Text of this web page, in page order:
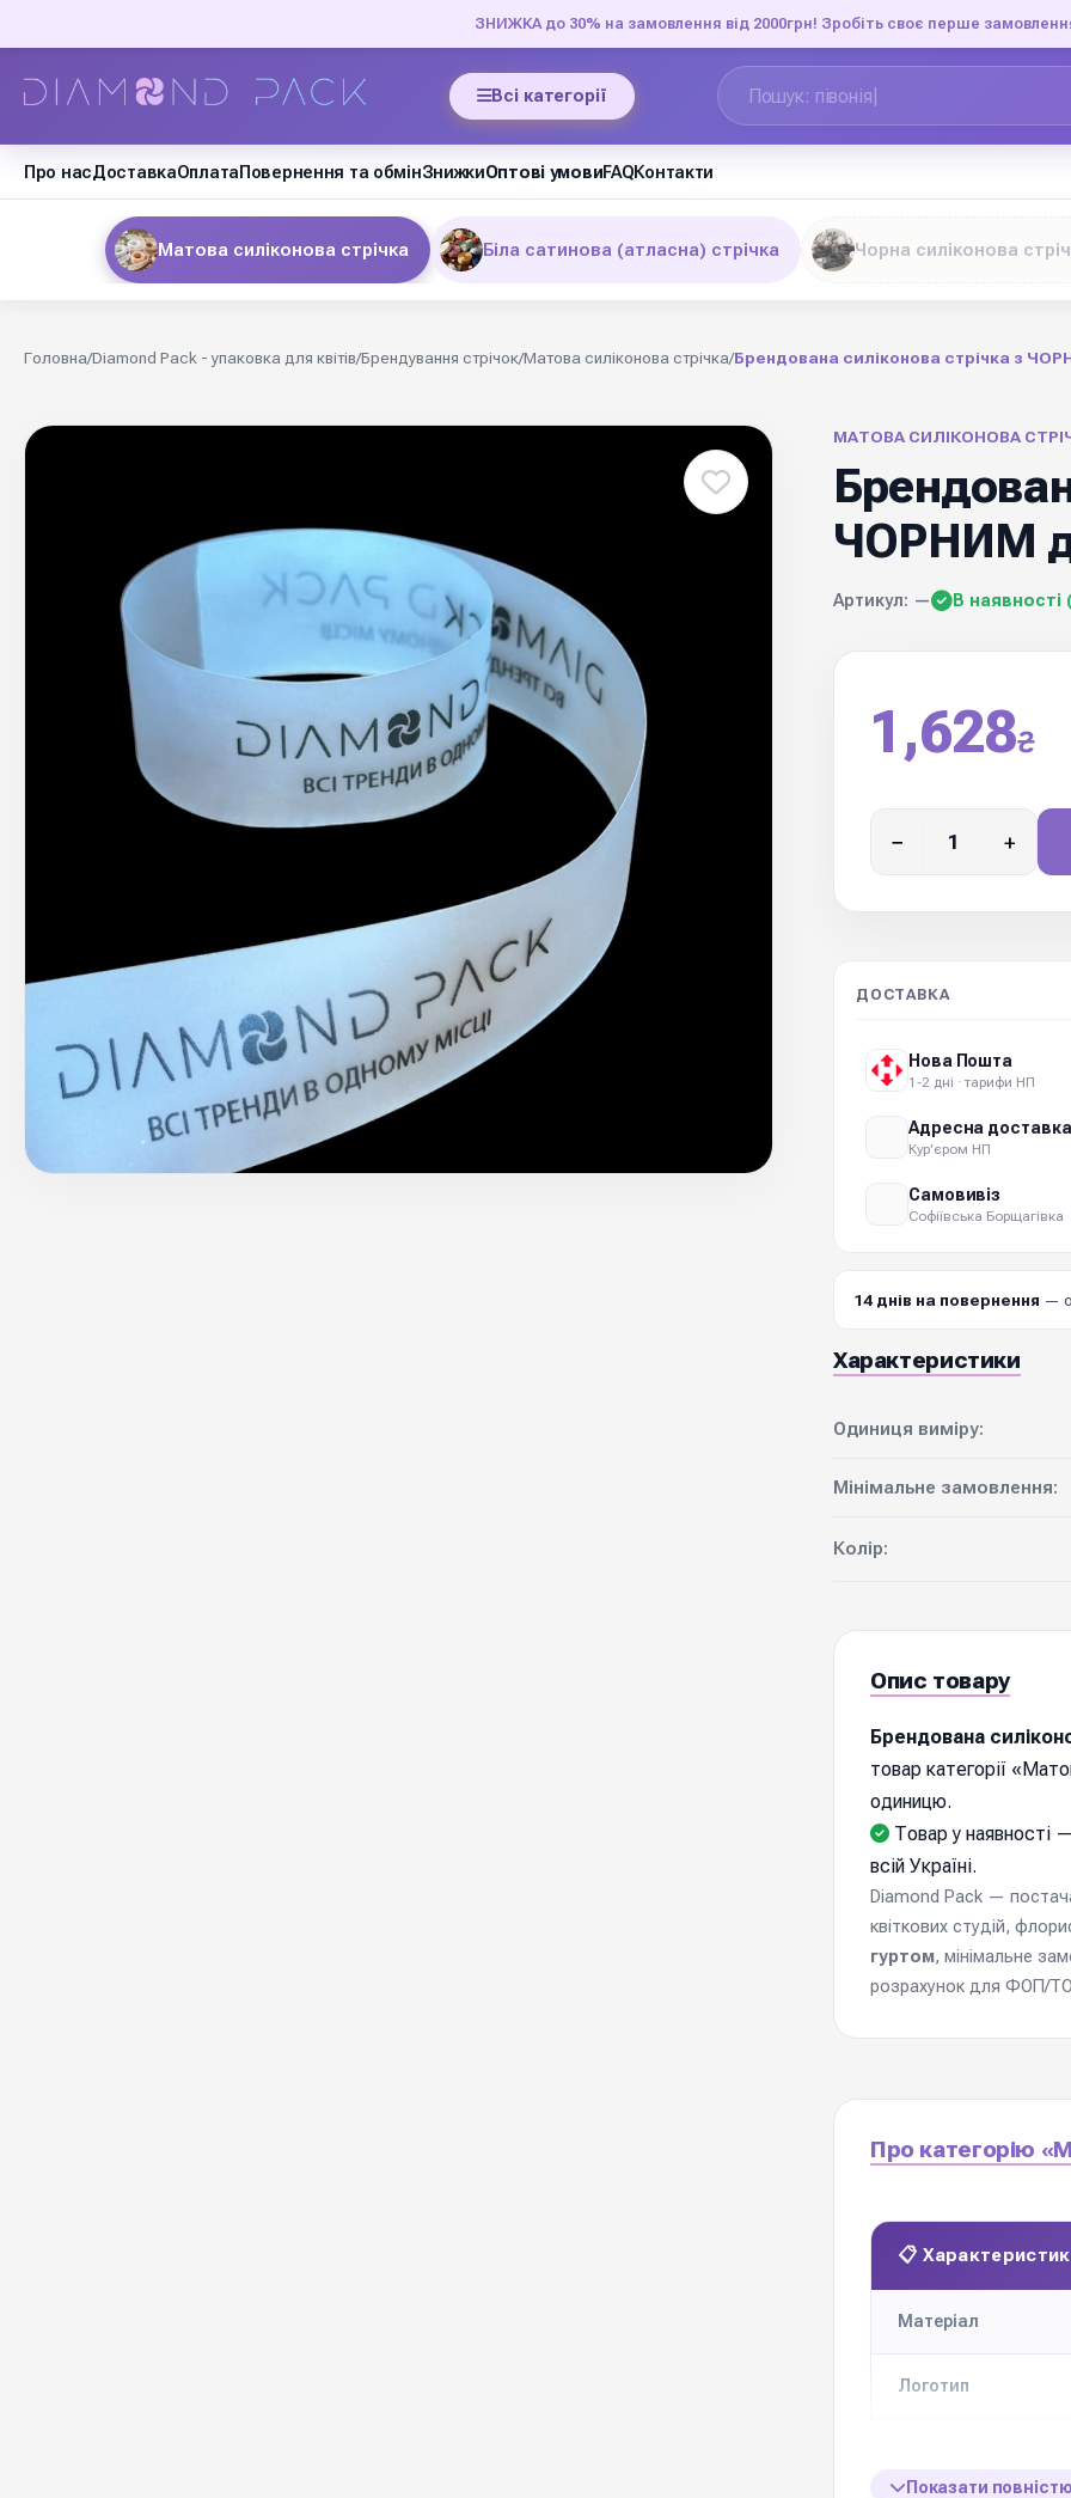
ЗНИЖКА до 30% на замовлення від 2000грн! Зробіть своє перше
Всі категорії
Про насДоставкаОплатаПовернення та обмінЗнижкиОптові умовиFAQКонтакти
Матова силіконова стрічка Біла сатинова (атласна) стрічка Чорна силіконова
Головна/Diamond Pack - упаковка для квітів/Брендування стрічок/Матова силіконова стрічка/Брендована силіконова стрічка з
МАТОВА СИЛІКОНОВА
ЧОРНИМ
Артикул: — В наявності
1,628₴
− +
ДОСТАВКА
Нова Пошта
1-2 дні · тарифи НП
Адресна доставка
Кур'єром НП
Самовивіз
Софіївська Борщагівка
14 днів на повернення —
Характеристики
Одиниця виміру:
Мінімальне замовлення:
Колір:
Опис товару
Брендована
товар категорії
одиницю.
Товар у наявності
всій Україні.
Diamond Pack —
квіткових студій,
гуртом, мінімальне
розрахунок для ФОП/
Про категорію
📋
Матеріал
Логотип
клієнта
Показати повністю